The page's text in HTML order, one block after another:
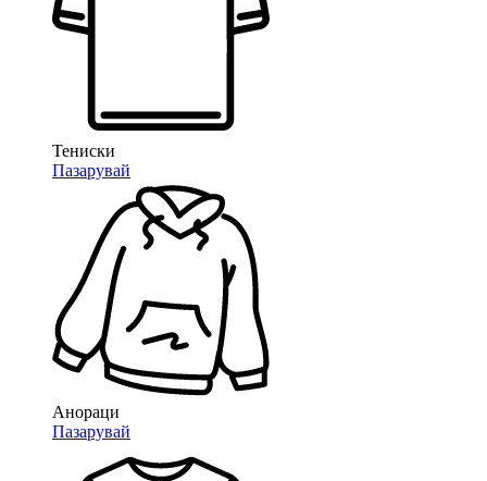
Тениски
Пазарувай
Анораци
Пазарувай